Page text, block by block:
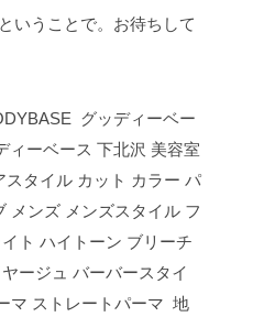
いうことで。お待ちして
グッディーベー
ィーベース 下北沢 美容室
スタイル カット カラー パ
メンズ メンズスタイル フ
ト ハイトーン ブリーチ
ージュ バーバースタイ
マ ストレートパーマ 地